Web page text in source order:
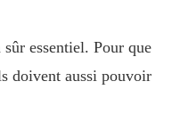
essentiel. Pour que
doivent aussi pouvoir